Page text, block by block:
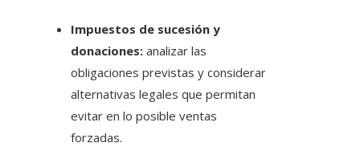
Impuestos de sucesión y
donaciones: analizar las
obligaciones previstas y considerar
alternativas legales que permitan
evitar en lo posible ventas
forzadas.